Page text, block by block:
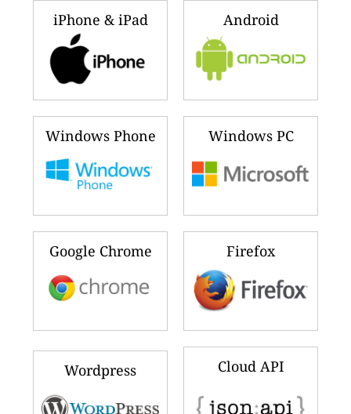
iPhone & iPad Android
Windows Phone Windows PC
Google Chrome Firefox
Wordpress Cloud API